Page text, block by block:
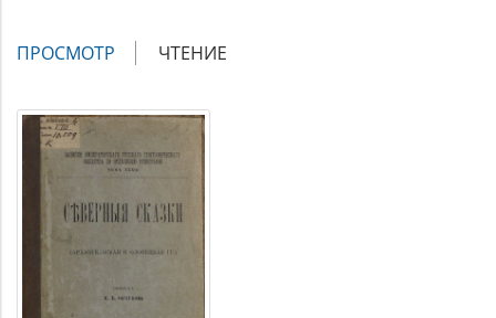
Главные
ПРОСМОТР (АКТИВНАЯ
ЧТЕНИЕ